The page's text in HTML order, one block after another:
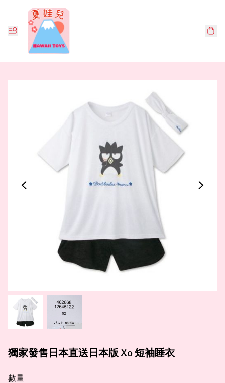
獨家發售日本直送日本版 Xo 短袖睡衣
數量